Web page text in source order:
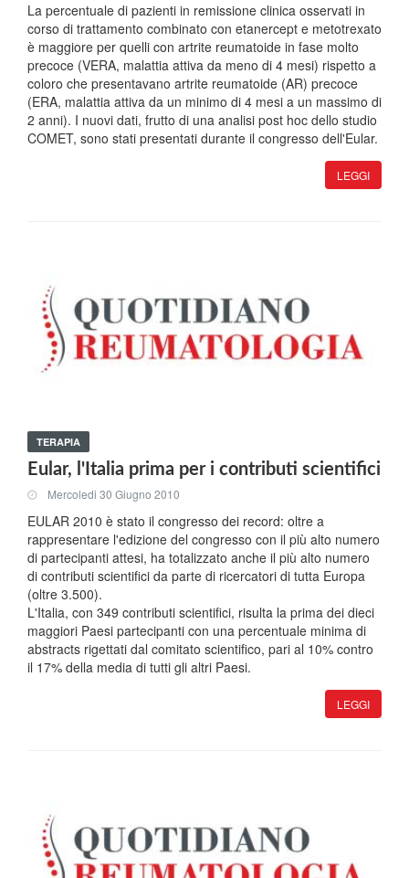
La percentuale di pazienti in remissione clinica osservati in
corso di trattamento combinato con etanercept e metotrexato
è maggiore per quelli con artrite reumatoide in fase molto
precoce (VERA, malattia attiva da meno di 4 mesi) rispetto a
coloro che presentavano artrite reumatoide (AR) precoce
(ERA, malattia attiva da un minimo di 4 mesi a un massimo di
2 anni). I nuovi dati, frutto di una analisi post hoc dello studio
COMET, sono stati presentati durante il congresso dell'Eular.
LEGGI
TERAPIA
Eular, l'Italia prima per i contributi scientifici
Mercoledi 30 Giugno 2010
EULAR 2010 è stato il congresso dei record: oltre a
rappresentare l'edizione del congresso con il più alto numero
di partecipanti attesi, ha totalizzato anche il più alto numero
di contributi scientifici da parte di ricercatori di tutta Europa
(oltre 3.500).
L'Italia, con 349 contributi scientifici, risulta la prima dei dieci
maggiori Paesi partecipanti con una percentuale minima di
abstracts rigettati dal comitato scientifico, pari al 10% contro
il 17% della media di tutti gli altri Paesi.
LEGGI